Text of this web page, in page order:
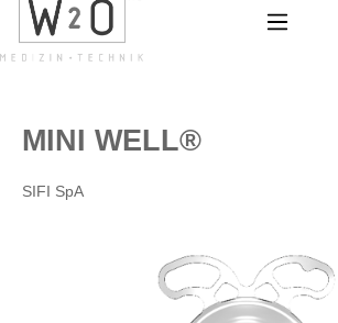
springen
MINI WELL®
SIFI SpA
Bildergalerie überspringen